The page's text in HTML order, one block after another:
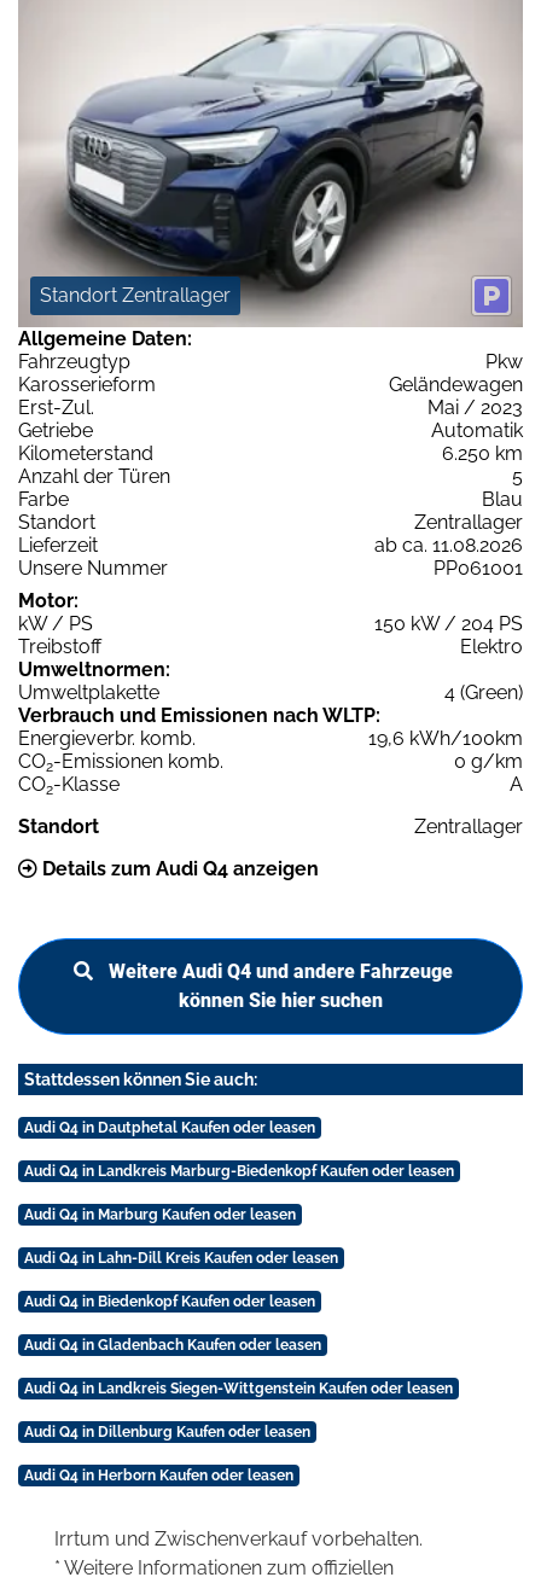
Standort Zentrallager
Allgemeine Daten:
Fahrzeugtyp
Pkw
Karosserieform
Geländewagen
Erst-Zul.
Mai / 2023
Getriebe
Automatik
Kilometerstand
6.250 km
Anzahl der Türen
5
Farbe
Blau
Standort
Zentrallager
Lieferzeit
ab ca. 11.08.2026
Unsere Nummer
PP061001
Motor:
kW / PS
150 kW / 204 PS
Treibstoff
Elektro
Umweltnormen:
Umweltplakette
4 (Green)
Verbrauch und Emissionen nach WLTP:
Energieverbr. komb.
19,6 kWh/100km
CO2-Emissionen komb.
0 g/km
CO2-Klasse
A
Standort
Zentrallager
Details zum Audi Q4 anzeigen
Weitere Audi Q4 und andere Fahrzeuge
können Sie hier suchen
Stattdessen können Sie auch:
Audi Q4 in Dautphetal Kaufen oder leasen
Audi Q4 in Landkreis Marburg-Biedenkopf Kaufen oder leasen
Audi Q4 in Marburg Kaufen oder leasen
Audi Q4 in Lahn-Dill Kreis Kaufen oder leasen
Audi Q4 in Biedenkopf Kaufen oder leasen
Audi Q4 in Gladenbach Kaufen oder leasen
Audi Q4 in Landkreis Siegen-Wittgenstein Kaufen oder leasen
Audi Q4 in Dillenburg Kaufen oder leasen
Audi Q4 in Herborn Kaufen oder leasen
Irrtum und Zwischenverkauf vorbehalten.
* Weitere Informationen zum offiziellen